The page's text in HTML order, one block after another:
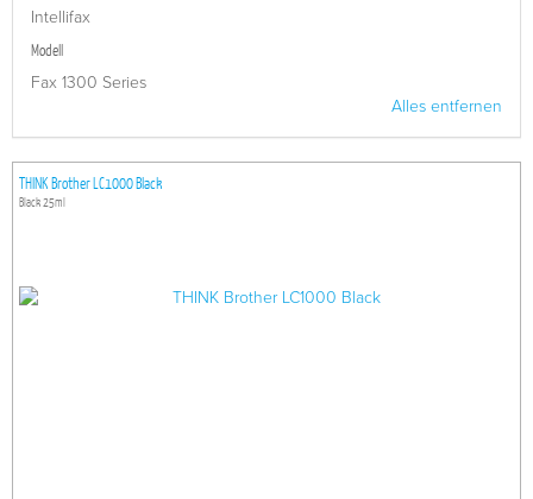
Intellifax
Modell
Fax 1300 Series
Alles entfernen
THINK Brother LC1000 Black
Black 25ml